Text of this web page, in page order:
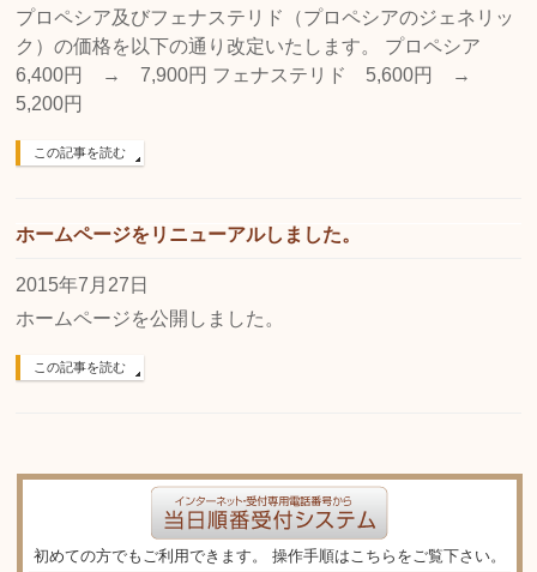
プロペシア及びフェナステリド（プロペシアのジェネリッ
ク）の価格を以下の通り改定いたします。 プロペシア
6,400円 → 7,900円 フェナステリド 5,600円 →
5,200円
この記事を読む
ホームページをリニューアルしました。
2015年7月27日
ホームページを公開しました。
この記事を読む
初めての方でもご利用できます。 操作手順はこちらをご覧下さい。